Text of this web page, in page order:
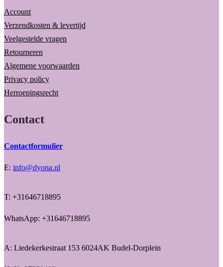
Account
Verzendkosten & levertijd
Veelgestelde vragen
Retourneren
Algemene voorwaarden
Privacy policy
Herroepingsrecht
Contact
Contactformulier
E: info@dyona.nl
T: +31646718895
WhatsApp: +31646718895
A: Liedekerkestraat 153 6024AK Budel-Dorplein